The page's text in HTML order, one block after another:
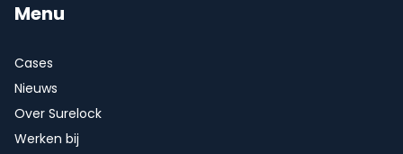
Menu
Cases
Nieuws
Over Surelock
Werken bij